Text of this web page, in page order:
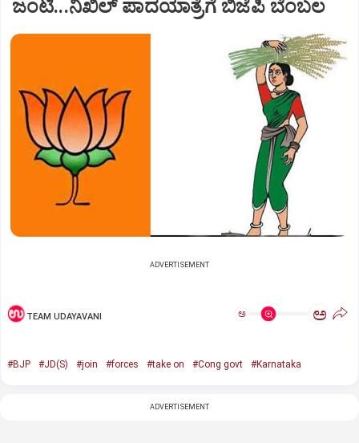
ಜಂಟಿ...ನಿಖಿಲ್‌ ಪಾದಯಾತ್ರೆಗೆ ಬಿಜೆಪಿ ಬೆಂಬಲ
ADVERTISEMENT
TEAM UDAYAVANI ಅ ಅ
#BJP #JD(S) #join #forces #take on #Cong govt #Karnataka
ADVERTISEMENT